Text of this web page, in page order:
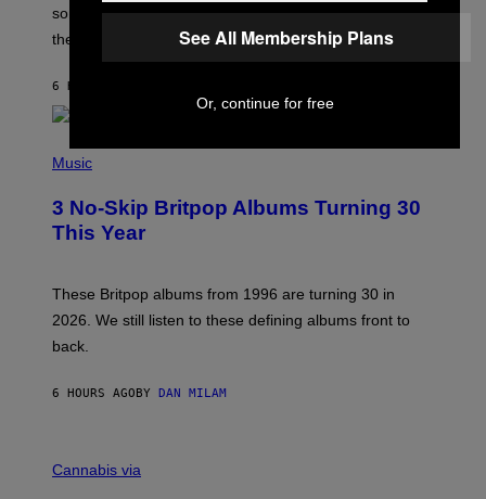
H
T
N
/
R
D
F
R
N
someone but don’t know where to start, why not take
these romantic alt-rock classics for a spin?
6 HOURS AGO
H
O
B
Y
E
S
V
A
I
N
Music
3 No-Skip Britpop Albums Turning 30
This Year
These Britpop albums from 1996 are turning 30 in
2026. We still listen to these defining albums front to
back.
6 HOURS AGO BY DAN MILAM
O
Cannabis via
See All Membership Plans
Or, continue for free